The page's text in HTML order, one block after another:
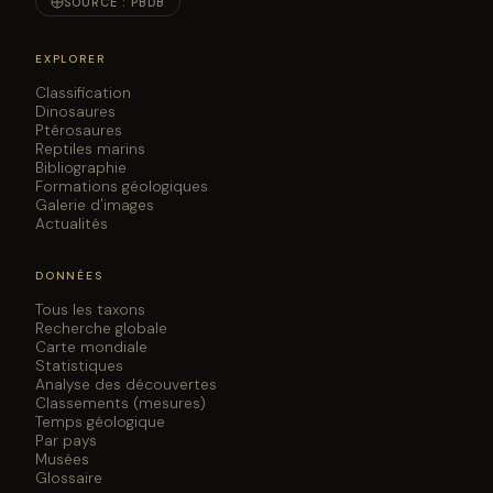
behavior. Scientific Reports 14(1):14833:1-16
from the mid-Cretaceous of the Peace Region of
northeastern British Columbia. Canadian Journal of
Earth Sciences 61(6):678–685
L. Jia, N. Li, and L. Dong, J. Shi, Z. Kang, S. Wang, S. Xu, H.
You. 2024. A new stegosaur from the late Early
Cretaceous of Zuoyun, Shanxi Province, China.
Historical Biology
N. Li, S. C. R. Maidment, and D. Li, H. You, G. Peng. 2024.
Middle Jurassic of Gansu Province, China. Scientific
N. Li, D. Li, and G. Peng, H. You. 2024. The first
stegosaurian dinosaur from Gansu Province, China.
Cretaceous Research 158(78):105852
R. R. Rogers, J. R. Horner, and J. Ramezani, E. M. Roberts,
D. J. Varricchio. 2024. Updating the Upper Cretaceous
(Campanian) Two Medicine Formation of Montana:
lithostratigraphic revisions, new CA-ID-TIMS U-Pb
ages, and a calibrated framework for dinosaur
EXPLORER
Classification
Dinosaures
Ptérosaures
Reptiles marins
Bibliographie
Formations géologiques
Galerie d'images
Actualités
DONNÉES
Tous les taxons
Recherche globale
Carte mondiale
Statistiques
Analyse des découvertes
Classements (mesures)
Temps géologique
Par pays
Musées
Glossaire